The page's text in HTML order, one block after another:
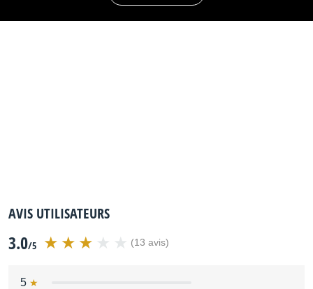
Clavier : 61 touches.
Sons : 128 presets + 32 prog.
Split : Oui.
Portamento : Oui.
AVIS UTILISATEURS
3.0/5 (13 avis)
5